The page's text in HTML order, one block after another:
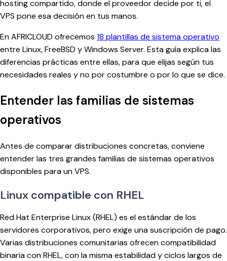
hosting compartido, donde el proveedor decide por ti, el
VPS pone esa decisión en tus manos.
En AFRICLOUD ofrecemos 18 plantillas de sistema operativo
entre Linux, FreeBSD y Windows Server. Esta guía explica las
diferencias prácticas entre ellas, para que elijas según tus
necesidades reales y no por costumbre o por lo que se dice.
Entender las familias de sistemas
operativos
Antes de comparar distribuciones concretas, conviene
entender las tres grandes familias de sistemas operativos
disponibles para un VPS.
Linux compatible con RHEL
Red Hat Enterprise Linux (RHEL) es el estándar de los
servidores corporativos, pero exige una suscripción de pago.
Varias distribuciones comunitarias ofrecen compatibilidad
binaria con RHEL, con la misma estabilidad y ciclos largos de